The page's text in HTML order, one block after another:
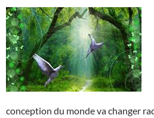
conception du monde va changer